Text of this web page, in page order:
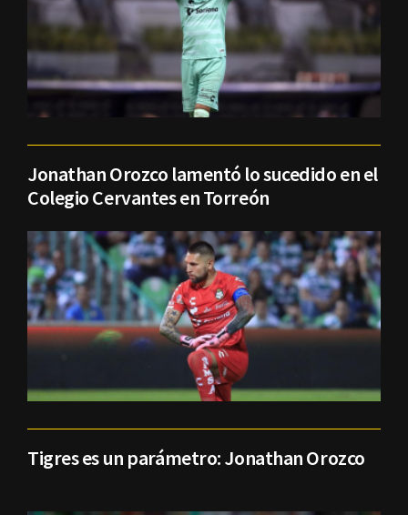
Jonathan Orozco lamentó lo sucedido en el
Colegio Cervantes en Torreón
Tigres es un parámetro: Jonathan Orozco